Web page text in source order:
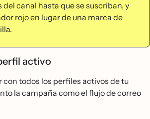
del canal hasta que se suscriban, y
rojo en lugar de una marca de
activo
con todos los perfiles activos de tu
la campaña como el flujo de correo